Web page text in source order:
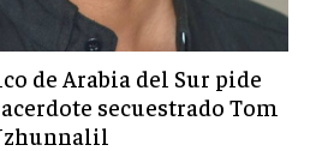
de Arabia del Sur pide
secuestrado Tom